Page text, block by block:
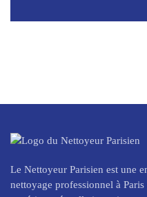
Le Nettoyeur Parisien est une
nettoyage professionnel à